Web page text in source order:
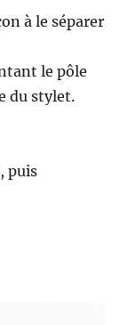
à le séparer
le pôle
du stylet.
puis